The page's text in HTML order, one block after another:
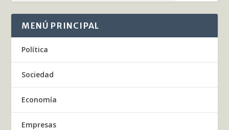
MENÚ PRINCIPAL
Política
Sociedad
Economía
Empresas